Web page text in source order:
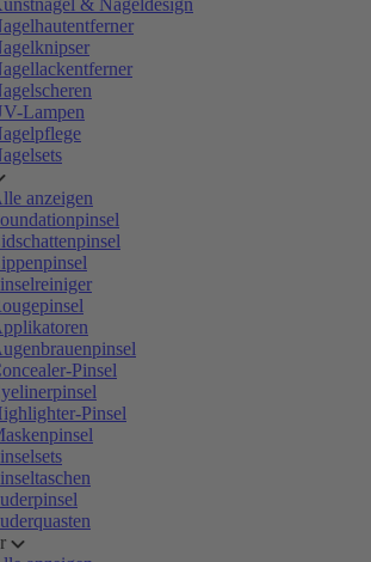
& Nageldesign
Lampen
anzeigen
Pinsel
Pinsel